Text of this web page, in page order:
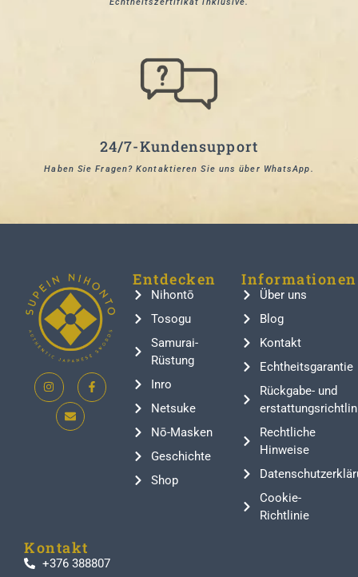
24/7-Kundensupport
Haben Sie Fragen? Kontaktieren Sie uns über WhatsApp.
Entdecken
Nihontō
Tosogu
Samurai-
Rüstung
Inro
Netsuke
Nō-Masken
Geschichte
Shop
Informationen
Über uns
Blog
Kontakt
Echtheitsgarantie
Rückgabe- und
Rechtliche
Hinweise
Cookie-
Richtlinie
Kontakt
+376 388807